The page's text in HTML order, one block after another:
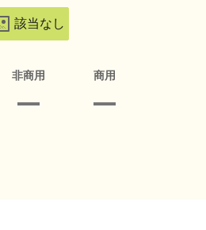
該当なし
非商用 商用